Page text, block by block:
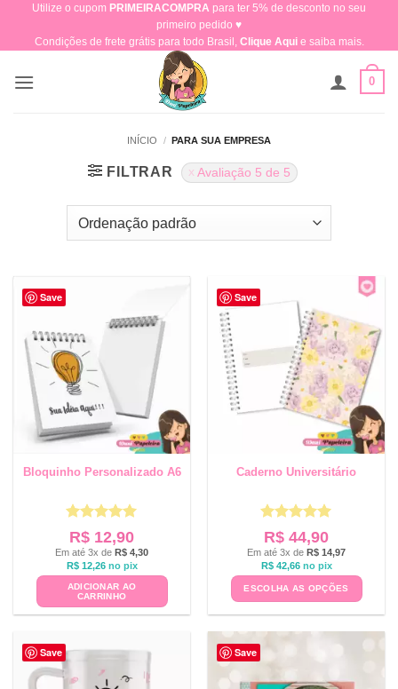
content
Utilize o cupom PRIMEIRACOMPRA para ter 5% de desconto no seu
primeiro pedido ♥​
Condições de frete grátis para todo Brasil, Clique Aquie saiba mais.
0
INÍCIO / PARA SUA EMPRESA
FILTRAR Avaliação 5 de 5
Save
Bloquinho Personalizado A6
Avaliação5
de 5
R$ 12,90
Em até 3x de R$ 4,30
R$12,26 no pix
ADICIONAR AO
CARRINHO
Save
Caderno Universitário
Avaliação5
de 5
R$ 44,90
Em até 3x de R$ 14,97
R$42,66 no pix
ESCOLHA AS OPÇÕES
Save Save